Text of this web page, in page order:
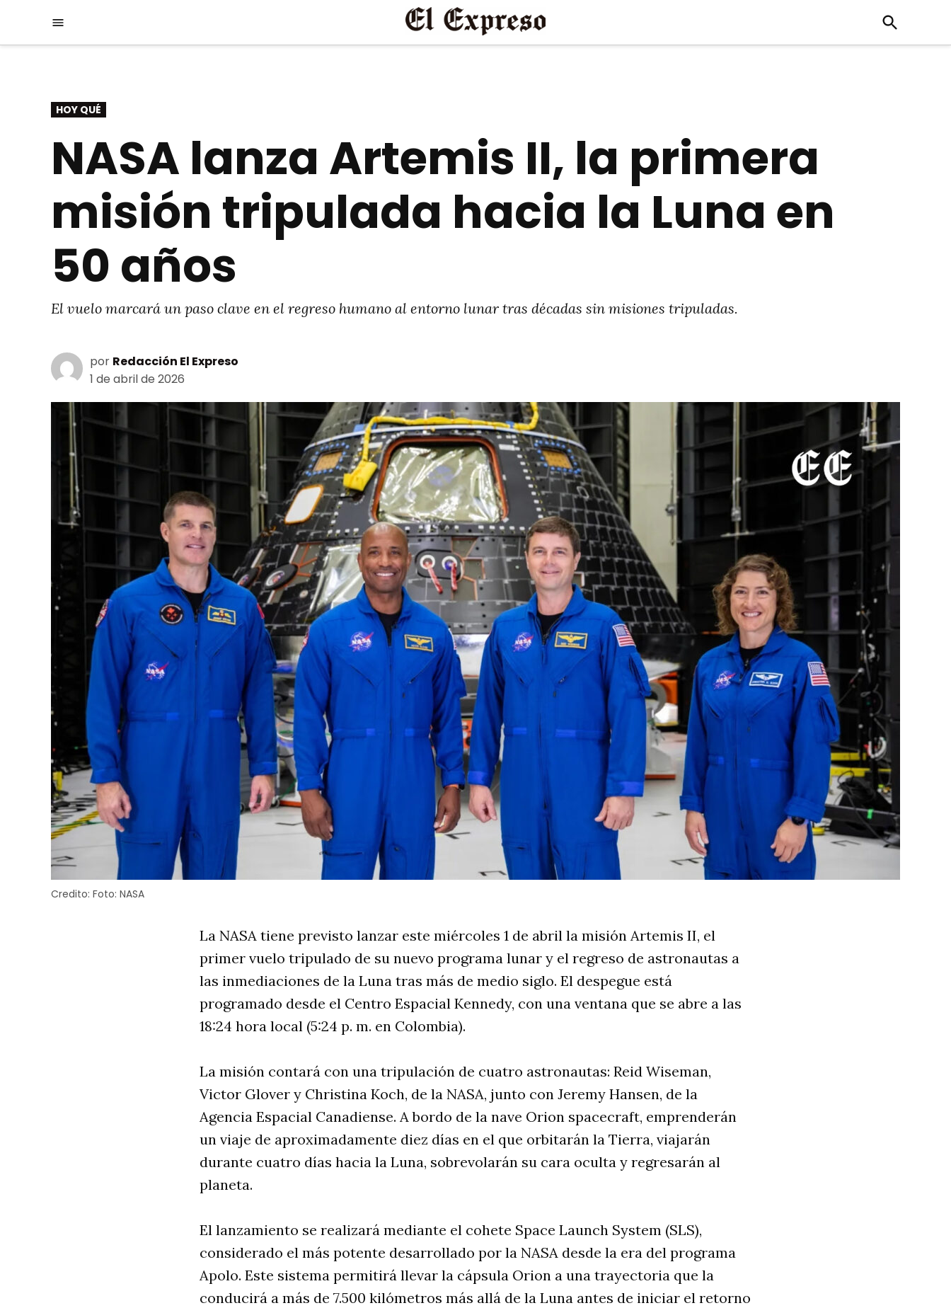
Menú
Open
Search
PUBLICADO
EN
HOY QUÉ
NASA lanza Artemis II, la primera
misión tripulada hacia la Luna en
50 años
El vuelo marcará un paso clave en el regreso humano al entorno lunar tras décadas sin misiones tripuladas.
por Redacción El Expreso
1 de abril de 2026
Credito: Foto: NASA
La NASA tiene previsto lanzar este miércoles 1 de abril la misión Artemis II, el
primer vuelo tripulado de su nuevo programa lunar y el regreso de astronautas a
las inmediaciones de la Luna tras más de medio siglo. El despegue está
programado desde el Centro Espacial Kennedy, con una ventana que se abre a las
18:24 hora local (5:24 p. m. en Colombia).
La misión contará con una tripulación de cuatro astronautas: Reid Wiseman,
Victor Glover y Christina Koch, de la NASA, junto con Jeremy Hansen, de la
Agencia Espacial Canadiense. A bordo de la nave Orion spacecraft, emprenderán
un viaje de aproximadamente diez días en el que orbitarán la Tierra, viajarán
durante cuatro días hacia la Luna, sobrevolarán su cara oculta y regresarán al
planeta.
El lanzamiento se realizará mediante el cohete Space Launch System (SLS),
considerado el más potente desarrollado por la NASA desde la era del programa
Apolo. Este sistema permitirá llevar la cápsula Orion a una trayectoria que la
conducirá a más de 7.500 kilómetros más allá de la Luna antes de iniciar el retorno